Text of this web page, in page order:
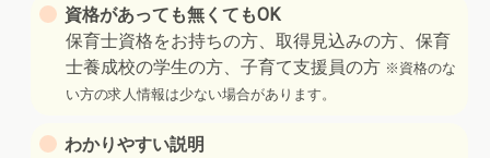
資格があっても無くてもOK
保育士資格をお持ちの方、取得見込みの方、保育
士養成校の学生の方、子育て支援員の方 ※資格のな
い方の求人情報は少ない場合があります。
わかりやすい説明